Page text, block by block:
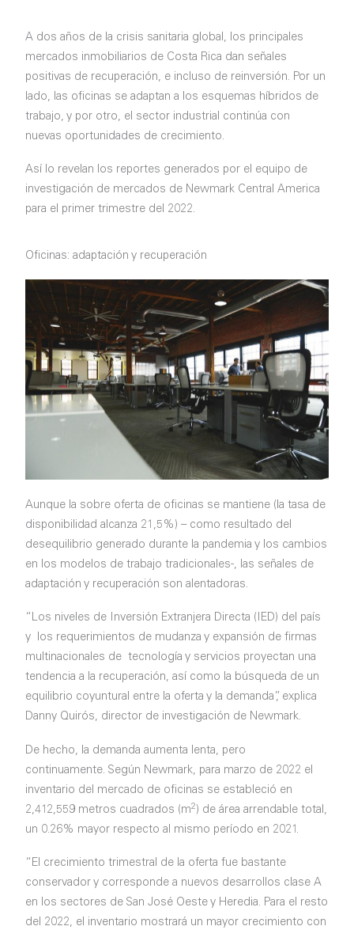
A dos años de la crisis sanitaria global, los principales
mercados inmobiliarios de Costa Rica dan señales
positivas de recuperación, e incluso de reinversión. Por un
lado, las oficinas se adaptan a los esquemas híbridos de
trabajo, y por otro, el sector industrial continúa con
nuevas oportunidades de crecimiento.
Así lo revelan los reportes generados por el equipo de
investigación de mercados de Newmark Central America
para el primer trimestre del 2022.
Oficinas: adaptación y recuperación
Aunque la sobre oferta de oficinas se mantiene (la tasa de
disponibilidad alcanza 21,5%) – como resultado del
desequilibrio generado durante la pandemia y los cambios
en los modelos de trabajo tradicionales-, las señales de
adaptación y recuperación son alentadoras.
“Los niveles de Inversión Extranjera Directa (IED) del país
y los requerimientos de mudanza y expansión de firmas
multinacionales de tecnología y servicios proyectan una
tendencia a la recuperación, así como la búsqueda de un
equilibrio coyuntural entre la oferta y la demanda”, explica
Danny Quirós, director de investigación de Newmark.
De hecho, la demanda aumenta lenta, pero
continuamente. Según Newmark, para marzo de 2022 el
inventario del mercado de oficinas se estableció en
2,412,559 metros cuadrados (m2) de área arrendable total,
un 0.26% mayor respecto al mismo período en 2021.
“El crecimiento trimestral de la oferta fue bastante
conservador y corresponde a nuevos desarrollos clase A
en los sectores de San José Oeste y Heredia. Para el resto
del 2022, el inventario mostrará un mayor crecimiento con